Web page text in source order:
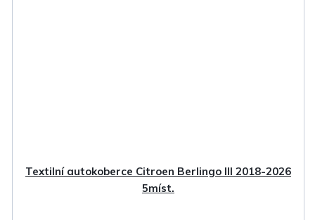
Textilní autokoberce Citroen Berlingo III 2018-2026
5míst.